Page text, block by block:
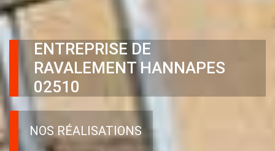
ENTREPRISE DE
RAVALEMENT HANNAPES
02510
NOS RÉALISATIONS